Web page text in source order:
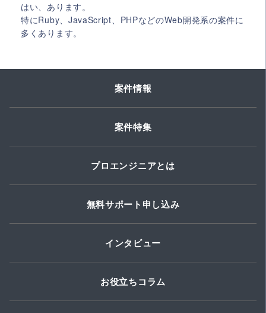
はい、あります。
特にRuby、JavaScript、PHPなどのWeb開発系の案件に
多くあります。
案件情報
案件特集
プロエンジニアとは
無料サポート申し込み
インタビュー
お役立ちコラム